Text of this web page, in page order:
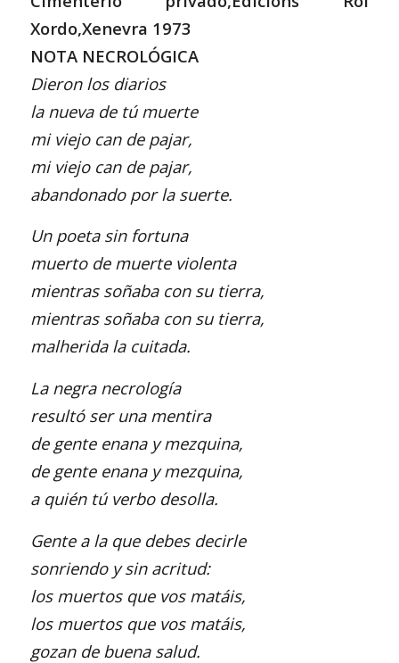
Xordo,Xenevra 1973
NOTA NECROLÓGICA
Dieron los diarios
la nueva de tú muerte
mi viejo can de pajar,
mi viejo can de pajar,
abandonado por la suerte.
Un poeta sin fortuna
muerto de muerte violenta
mientras soñaba con su tierra,
mientras soñaba con su tierra,
malherida la cuitada.
La negra necrología
resultó ser una mentira
de gente enana y mezquina,
de gente enana y mezquina,
a quién tú verbo desolla.
Gente a la que debes decirle
sonriendo y sin acritud:
los muertos que vos matáis,
los muertos que vos matáis,
gozan de buena salud.